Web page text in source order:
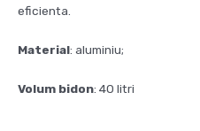
eficienta.
Material: aluminiu;
Volum bidon: 40 litri